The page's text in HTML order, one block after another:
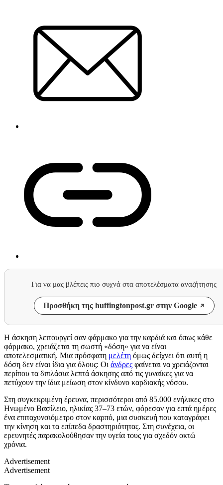
Για να μας βλέπεις πιο συχνά στα αποτελέσματα αναζήτησης
Προσθήκη της huffingtonpost.gr στην Google
Η άσκηση λειτουργεί σαν φάρμακο για την καρδιά και όπως κάθε
φάρμακο, χρειάζεται τη σωστή «δόση» για να είναι
αποτελεσματική. Μια πρόσφατη μελέτη όμως δείχνει ότι αυτή η
δόση δεν είναι ίδια για όλους: Οι άνδρες φαίνεται να χρειάζονται
περίπου τα διπλάσια λεπτά άσκησης από τις γυναίκες για να
πετύχουν την ίδια μείωση στον κίνδυνο καρδιακής νόσου.
Στη συγκεκριμένη έρευνα, περισσότεροι από 85.000 ενήλικες στο
Ηνωμένο Βασίλειο, ηλικίας 37–73 ετών, φόρεσαν για επτά ημέρες
ένα επιταχυνσιόμετρο στον καρπό, μια συσκευή που καταγράφει
την κίνηση και τα επίπεδα δραστηριότητας. Στη συνέχεια, οι
ερευνητές παρακολούθησαν την υγεία τους για σχεδόν οκτώ
χρόνια.
Advertisement
Advertisement